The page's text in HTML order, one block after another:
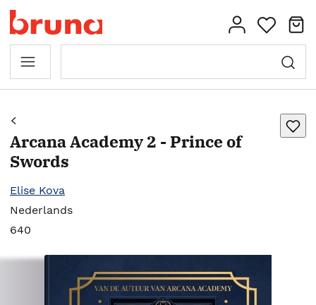
Arcana Academy 2 - Prince of
Swords
Elise Kova
Nederlands
640